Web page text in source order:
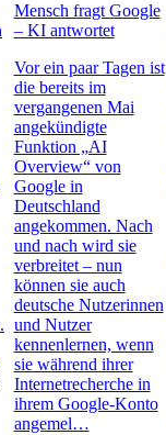
Mensch fragt Google
– KI antwortet
Vor ein paar Tagen ist
die bereits im
vergangenen Mai
angekündigte
Funktion „AI
Overview“ von
Google in
Deutschland
angekommen. Nach
und nach wird sie
verbreitet – nun
können sie auch
deutsche Nutzerinnen
und Nutzer
kennenlernen, wenn
sie während ihrer
Internetrecherche in
ihrem Google-Konto
angemel…